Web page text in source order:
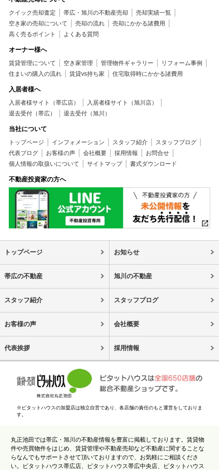
クイック売却査定 帯広・旭川の不動産売却
売却実績一覧
空き家の売却について
売却の流れ
売却にかかる諸費用
高く売るポイント
よくある質問
オーナー様へ
賃貸管理について 空き家管理 管理物件ギャラリー
リフォーム事例
住まいの購入の流れ
賃貸vs持ち家 住宅取得時にかかる諸費用
入居者様へ
入居者様サイト（帯広店）
入居者様サイト（旭川店）
退去受付（帯広）
退去受付（旭川）
当社について
トップページ インフォメーション スタッフ紹介
スタッフブログ
代表ブログ
お客様の声 会社概要 採用情報
お問合せ
個人情報の取扱いについて
サイトマップ 書式ダウンロード
不動産投資家の方へ
トップページ お知らせ
帯広の不動産 旭川の不動産
スタッフ紹介 スタッフブログ
お客様の声 会社概要
代表挨拶 採用情報
※ピタットハウスの加盟店は独立自営であり、各店舗の責任のもと運営をしておりま
す。
丸正池田では帯広・旭川の不動産情報を豊富に掲載しております。賃貸物
件や売買物件をはじめ、賃貸管理や不動産売却など不動産に関することな
らなんでもサポートさせて頂いておりますので、お気軽にご相談くださ
い。ピタットハウス帯広店、ピタットハウス帯広中央店、ピタットハウス